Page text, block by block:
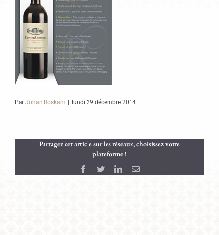
Par Johan Roskam lundi 29 décembre 2014
Partagez cet article sur les réseaux, choisissez votre
plateforme !
Facebook
TwitterLinkedInEmail